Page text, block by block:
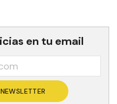
en tu email